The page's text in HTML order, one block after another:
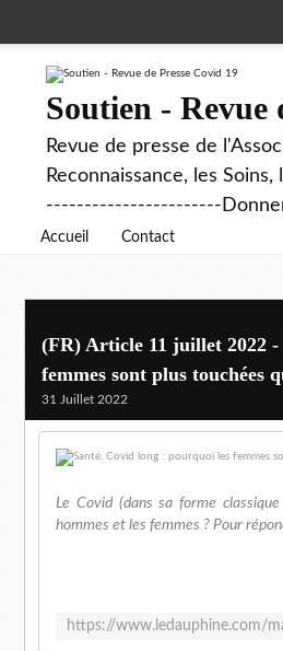
Soutien - Revue
Revue de presse de
Reconnaissance, les
-----------------------
Accueil Contact
(FR) Article 11 juillet 2022
femmes sont plus touchées
31 Juillet 2022
Le Covid (dans sa forme
hommes et les femmes ? Pour